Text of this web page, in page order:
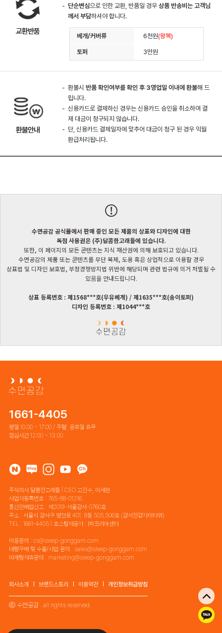
교환반품
단순변심으로 인한 교환, 반품일 경우상품 반송비는 고객님
께서 부담하셔야 합니다.
베개/커버류 6천원(왕복)
토퍼 3만원
환불안내
환불시반품 확인여부를 확인 후 3영업일 이내에 환불해 드
립니다.
신용카드로 결제하신 경우는 신용카드 승인을 취소하여 결
제 대금이 청구되지 않습니다.
단, 신용카드 결제일자에 맞추어 대금이 청구 된 경우 익월
환급처리됩니다.
수면공감 공식몰에서 판매 중인 모든 제품의 상표와 디자인에 대한
독점 사용권은 (주)달콤한고래들에 있습니다.
또한, 이 페이지의 모든 콘텐츠는 지식 재산권에 의해 보호되고 있습니다.
수면공감의 제품 또는 콘텐츠를 무단 복제, 도용 혹은 상업적으로 이용할 경우
상표법 및 디자인 보호법, 부정경쟁방지법 위반에 해당되며 관련 법규에 의거 처벌될 수
있음을 안내드립니다.
상표 등록번호 : 제1568***호(우유베개) / 제1635***호(송이토퍼)
디자인 등록번호 : 제1044***호
1661-4405
평일 10:00 ~ 17:00 / 주말, 공휴일 휴무
점심시간 12:00 ~ 13:00
주식회사 달콤한고래들 | CEO 고진수, 이세원
사업자등록번호 : 765-88-01216
통신판매업신고 : 제2019-서울강서-0760호
주소 : 서울시 강서구 양천로 401, B동 505,506호 (강서한강자이타워)
TEL : 1661-4405 | 호스팅제공자 : ㈜코리아센터
이용문의 : cs@sleep-gonggam.com
대량구매 및 수출/사업 문의 : sales@sleep-gonggam.com
마케팅제휴문의 : marketing@sleep-gonggam.com
회사소개 브랜드스토리 이용약관 개인정보취급방침
ⓒ 수면공감 . all rights reserved.